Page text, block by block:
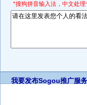
*搜狗拼音输入法，中文处理
我要发布Sogou推广服务